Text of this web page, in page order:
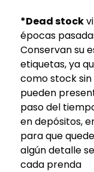
*Dead stock
épocas
Conservan su
etiquetas, ya
como stock sin
pueden
paso del
en depósitos,
para que
algún detalle
cada prenda